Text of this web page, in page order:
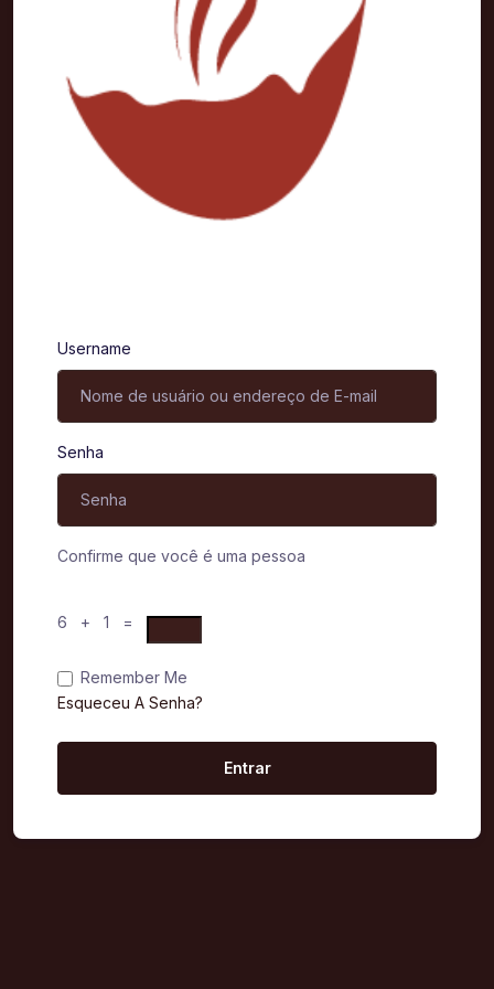
Username
Senha
Confirme que você é uma pessoa
6 + 1 =
Remember Me
Esqueceu A Senha?
Entrar